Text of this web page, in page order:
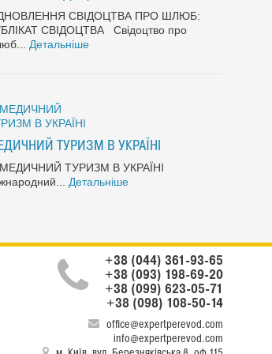
СВІДОЦТВА ПРО ШЛЮБ:
СВІДОЦТВА Свідоцтво про
Детальніше
ТУРИЗМ В УКРАЇНІ
ТУРИЗМ В УКРАЇНІ
Детальніше
+38 (044) 361-93-65
+38 (093) 198-69-20
+38 (099) 623-05-71
+38 (098) 108-50-14
office@expertperevod.com
info@expertperevod.com